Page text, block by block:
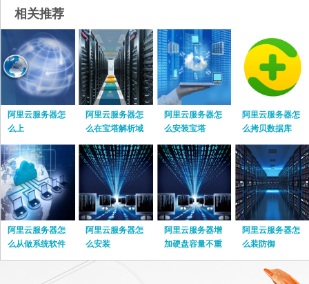
相关推荐
阿里云服务器怎
么上
阿里云服务器怎
么在宝塔解析域
名
阿里云服务器怎
么安装宝塔
阿里云服务器怎
么拷贝数据库
阿里云服务器怎
么从做系统软件
阿里云服务器怎
么安装
阿里云服务器增
加硬盘容量不重
启
阿里云服务器怎
么装防御